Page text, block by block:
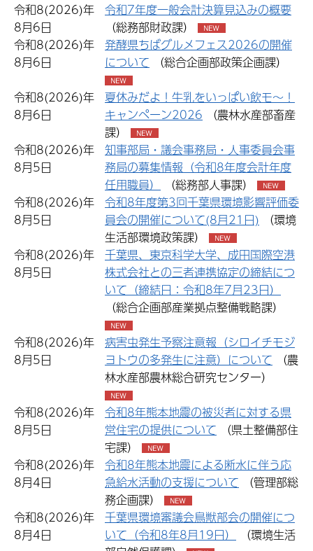
令和8(2026)年
8月6日
令和7年度一般会計決算見込みの概要
（総務部財政課）
令和8(2026)年
8月6日
発酵県ちばグルメフェス2026の開催
について （総合企画部政策企画課）
令和8(2026)年
8月6日
夏休みだよ！牛乳をいっぱい飲モ～！
キャンペーン2026 （農林水産部畜産
課）
令和8(2026)年
8月5日
知事部局・議会事務局・人事委員会事
務局の募集情報（令和8年度会計年度
任用職員）
（総務部人事課）
令和8(2026)年
8月5日
令和8年度第3回千葉県環境影響評価委
員会の開催について(8月21日) （環境
生活部環境政策課）
令和8(2026)年
8月5日
千葉県、東京科学大学、成田国際空港
株式会社との三者連携協定の締結につ
いて（締結日：令和8年7月23日）
（総合企画部産業拠点整備戦略課）
令和8(2026)年
8月5日
病害虫発生予察注意報（シロイチモジ
ヨトウの多発生に注意）について （農
林水産部農林総合研究センター）
令和8(2026)年
8月5日
令和8年熊本地震の被災者に対する県
営住宅の提供について （県土整備部住
宅課）
令和8(2026)年
8月4日
令和8年熊本地震による断水に伴う応
急給水活動の支援について （管理部総
務企画課）
令和8(2026)年
8月4日
千葉県環境審議会鳥獣部会の開催につ
いて（令和8年8月19日）
（環境生活